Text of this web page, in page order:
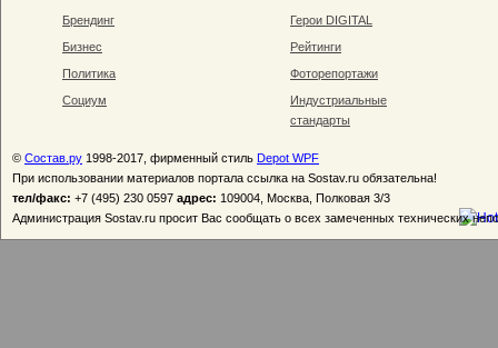
Брендинг
Бизнес
Политика
Социум
Герои DIGITAL
Рейтинги
Фоторепортажи
Индустриальные
стандарты
© Состав.ру 1998-2017, фирменный стиль Depot WPF
При использовании материалов портала ссылка на Sostav.ru обязательна!
тел/факс: +7 (495) 230 0597 адрес: 109004, Москва, Полковая 3/3
Администрация Sostav.ru просит Вас сообщать о всех замеченных технических